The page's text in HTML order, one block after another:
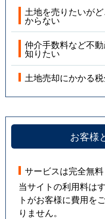
土地を売りたいが
からない
仲介手数料など不
知りたい
土地売却にかかる
お客様
サービスは完全無料
当サイトの利用料は
トがお客様に費用を
りません。